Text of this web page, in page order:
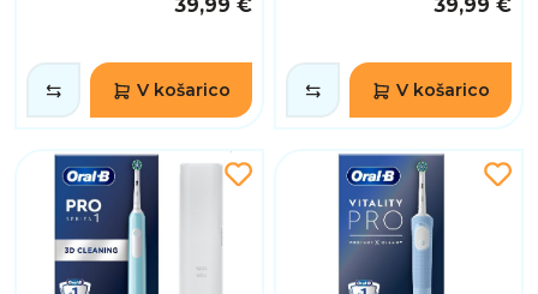
39,99 €
V košarico
39,99 €
V košarico